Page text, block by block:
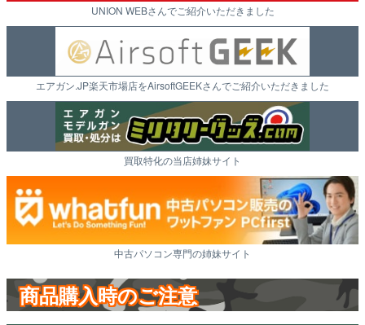
UNION WEBさんでご紹介いただきました
エアガン.JP楽天市場店をAirsoftGEEKさんでご紹介いただきました
買取特化の当店姉妹サイト
中古パソコン専門の姉妹サイト
商品購入時のご注意